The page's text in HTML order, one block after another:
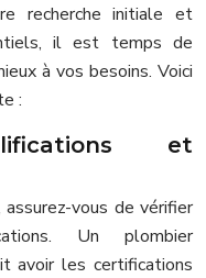
recherche initiale et
il est temps de
à vos besoins. Voici
:
et
vous de vérifier
Un plombier
avoir les certifications